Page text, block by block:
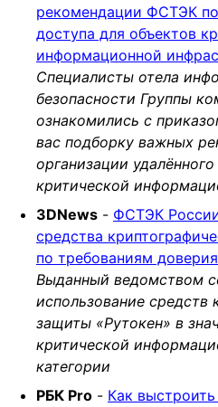
рекомендации ФСТЭК по
доступа для объектов
информационной
Специалисты отела
безопасности Группы
ознакомились с
вас подборку важных
организации
критической
3DNews - ФСТЭК
средства
по требованиям доверия
Выданный ведомством
использование средств
защиты «Рутокен» в
критической
категории
РБК Pro - Как